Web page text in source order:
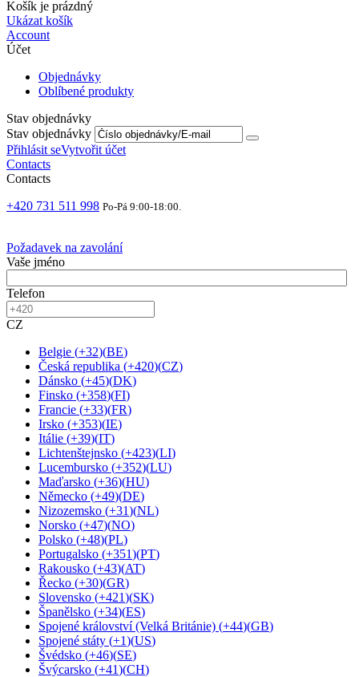
Košík je prázdný
Ukázat košík
Account
Účet
Objednávky
Oblíbené produkty
Stav objednávky
Stav objednávky
Přihlásit seVytvořit účet
Contacts
Contacts
+420 731 511 998 Po-Pá 9:00-18:00.
Požadavek na zavolání
Vaše jméno
Telefon
CZ
Belgie (+32)(BE)
Česká republika (+420)(CZ)
Dánsko (+45)(DK)
Finsko (+358)(FI)
Francie (+33)(FR)
Irsko (+353)(IE)
Itálie (+39)(IT)
Lichtenštejnsko (+423)(LI)
Lucembursko (+352)(LU)
Maďarsko (+36)(HU)
Německo (+49)(DE)
Nizozemsko (+31)(NL)
Norsko (+47)(NO)
Polsko (+48)(PL)
Portugalsko (+351)(PT)
Rakousko (+43)(AT)
Řecko (+30)(GR)
Slovensko (+421)(SK)
Španělsko (+34)(ES)
Spojené království (Velká Británie) (+44)(GB)
Spojené státy (+1)(US)
Švédsko (+46)(SE)
Švýcarsko (+41)(CH)